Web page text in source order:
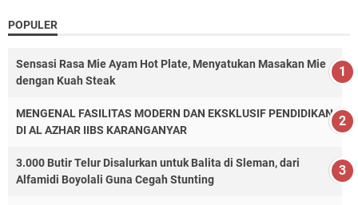
POPULER
Sensasi Rasa Mie Ayam Hot Plate, Menyatukan Masakan Mie
dengan Kuah Steak
MENGENAL FASILITAS MODERN DAN EKSKLUSIF PENDIDIKAN
DI AL AZHAR IIBS KARANGANYAR
3.000 Butir Telur Disalurkan untuk Balita di Sleman, dari
Alfamidi Boyolali Guna Cegah Stunting